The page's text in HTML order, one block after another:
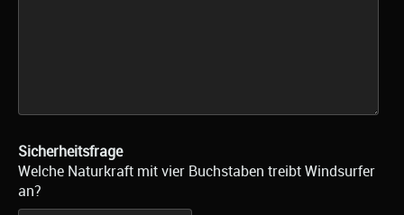
Sicherheitsfrage
Welche Naturkraft mit vier Buchstaben treibt Windsurfer
an?